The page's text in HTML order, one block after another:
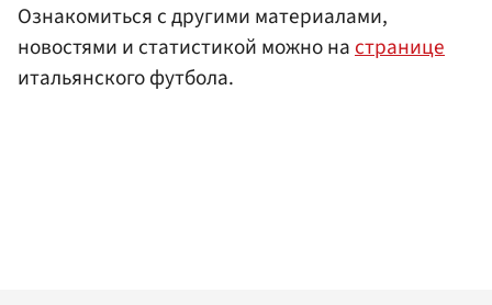
Ознакомиться с другими материалами,
новостями и статистикой можно настранице
итальянского футбола.